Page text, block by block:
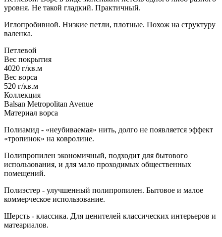
уровня. Не такой гладкий. Практичный.
Иглопробивной. Низкие петли, плотные. Похож на структуру
валенка.
Петлевой
Вес покрытия
4020 г/кв.м
Вес ворса
520 г/кв.м
Коллекция
Balsan Metropolitan Avenue
Материал ворса
Полиамид - «неубиваемая» нить, долго не появляется эффект
«тропинок» на ковролине.
Полипропилен экономичный, подходит для бытового
использования, и для мало проходимых общественных
помещений.
Полиэстер - улучшенный полипропилен. Бытовое и малое
коммерческое использование.
Шерсть - классика. Для ценителей классических интерьеров и
матеариалов.